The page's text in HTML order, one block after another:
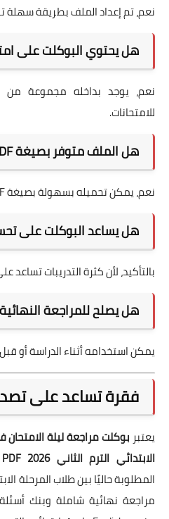
نعم، تم إعداد الملف بطريقة
هل يحتوي البوكلت على
نعم، يوجد بداخله مجموعة من
للامتحانات.
هل الملف متوفر بصيغة PDF؟
نعم، يمكن تحميله بسهولة بصيغة PDF والطباعة في أي وقت.
هل يساعد البوكلت على
بالتأكيد، لأن كثرة التدريبات
هل يصلح للمراجعة
يمكن استخدامه أثناء الدراسة أو
فقرة تساعد على
يعتبر بوكلت مراجعة ليلة الامتحان
الابتدائي الترم الثاني 2026 PDF
المطلوبة حاليًا بين طلاب المرحلة
مراجعة نهائية شاملة وبنك